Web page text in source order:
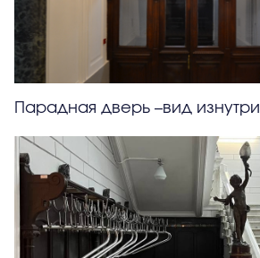
Парадная дверь –вид изнутри